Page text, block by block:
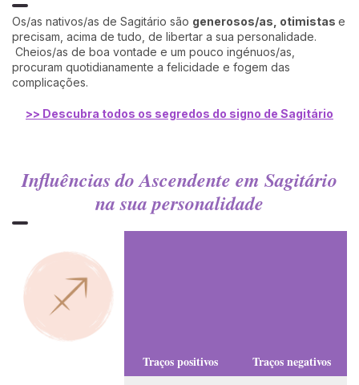
Os/as nativos/as de Sagitário são generosos/as, otimistas e
precisam, acima de tudo, de libertar a sua personalidade.
Cheios/as de boa vontade e um pouco ingénuos/as,
procuram quotidianamente a felicidade e fogem das
complicações.
>> Descubra todos os segredos do signo de Sagitário
Influências do Ascendente em Sagitário
na sua personalidade
Traços positivos Traços negativos